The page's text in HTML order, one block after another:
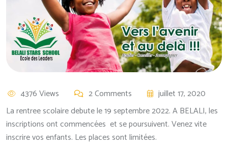
4376 Views 2 Comments
juillet 17, 2020
La rentree scolaire debute le 19 septembre 2022. A BELALI, les
inscriptions ont commencées et se poursuivent. Venez vite
inscrire vos enfants. Les places sont limitées.